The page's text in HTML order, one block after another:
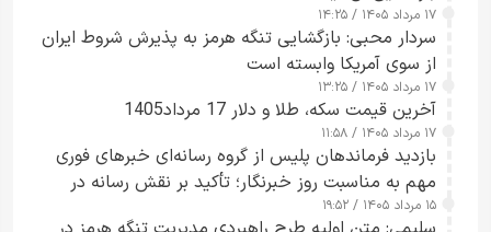
۱۷ مرداد ۱۴۰۵ / ۱۴:۲۵
سردار محبی: بازگشایی تنگه هرمز به پذیرش شروط ایران
از سوی آمریکا وابسته است
۱۷ مرداد ۱۴۰۵ / ۱۳:۲۵
آخرین قیمت سکه، طلا و دلار 17 مرداد1405
۱۷ مرداد ۱۴۰۵ / ۱۱:۵۸
بازدید فرماندهان پلیس از گروه رسانه‌ای خبرهای فوری
مهم به مناسبت روز خبرنگار؛ تأکید بر نقش رسانه در
تقویت امنیت و اعتماد عمومی
۱۵ مرداد ۱۴۰۵ / ۱۹:۵۲